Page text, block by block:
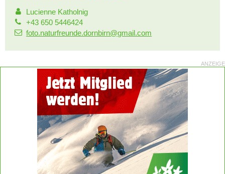
Lucienne Katholnig
+43 650 5446424
foto.naturfreunde.dornbirn@gmail.com
ANZEIGE